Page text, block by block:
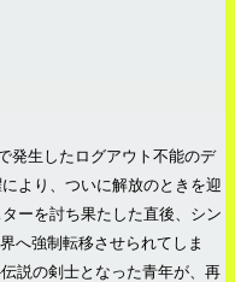
発生したログアウト不能のデ
より、ついに解放のときを迎
ーを討ち果たした直後、シン
へ強制転移させられてしま
説の剣士となった青年が、再